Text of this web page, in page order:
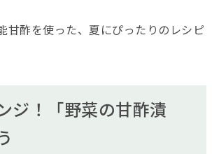
甘酢を使った、夏にぴったりのレシピ
ジ！「野菜の甘酢漬